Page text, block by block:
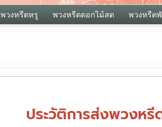
พวงหรีดหรู พวงหรีดดอกไม้สด พวงหรีด
ประวัติการส่งพวงห